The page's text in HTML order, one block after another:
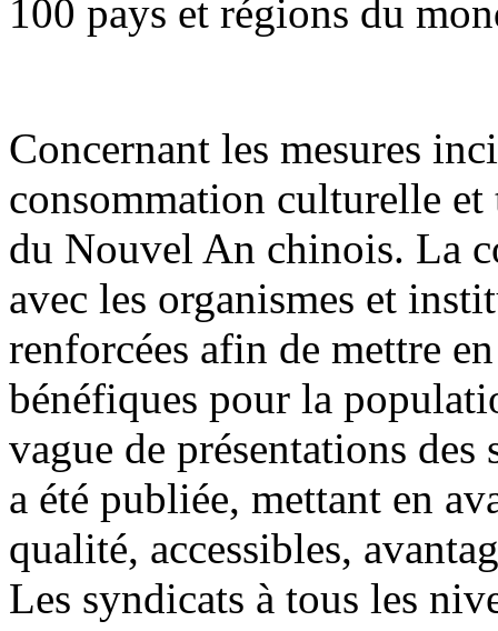
100 pays et régions du
Concernant les mesures
consommation culturelle
du Nouvel An chinois. La
avec les organismes et
renforcées afin de mettre
bénéfiques pour la
vague de présentations
a été publiée, mettant en
qualité, accessibles,
Les syndicats à tous les